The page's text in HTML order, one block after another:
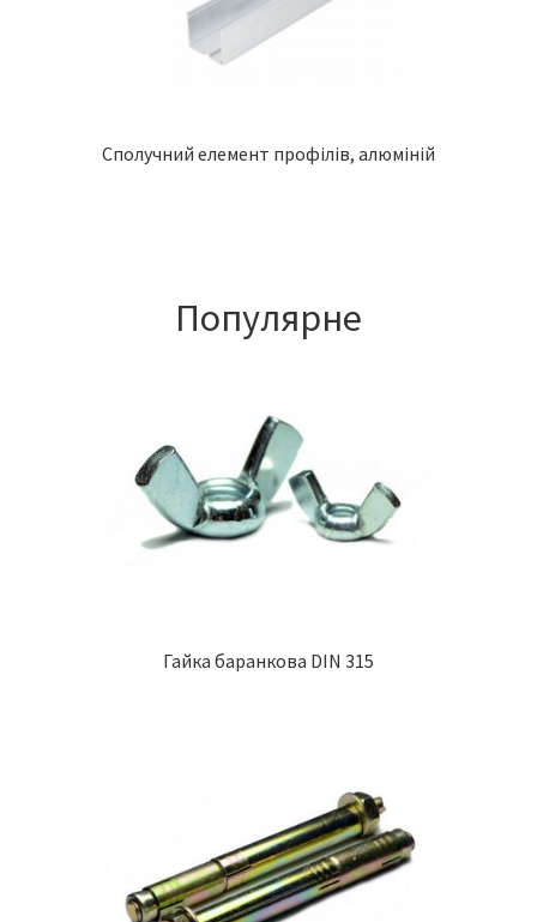
Сполучний елемент профілів, алюміній
Популярне
Гайка баранкова DIN 315